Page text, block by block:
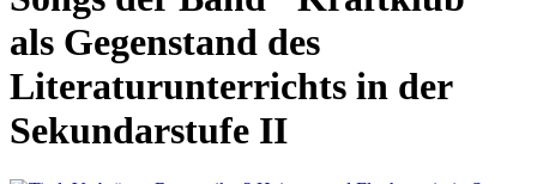
als Gegenstand des
Literaturunterrichts in der
Sekundarstufe II